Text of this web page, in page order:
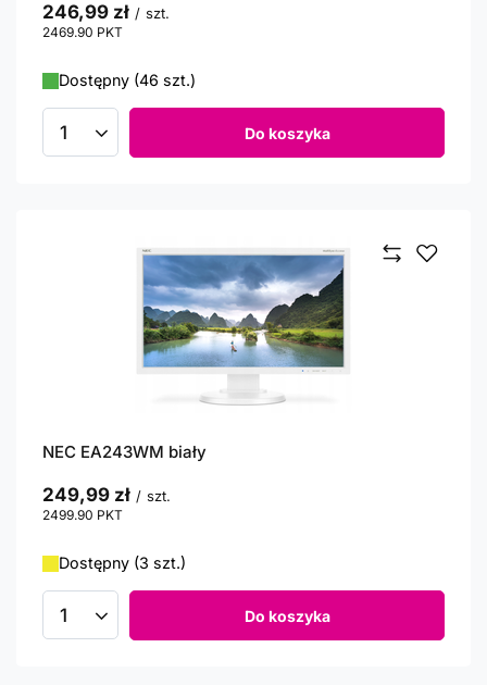
246,99 zł / szt.
2469.90 PKT
Dostępny (46 szt.)
Ilość produktów Do koszyka
NEC EA243WM biały
249,99 zł / szt.
2499.90 PKT
Dostępny (3 szt.)
Ilość produktów Do koszyka